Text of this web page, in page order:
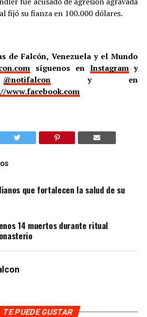
fijó su fianza en 100.000 dólares.
de Falcón, Venezuela y el Mundo
síguenos en Instagramy
@notifalcony en
www.facebook.com
que fortalecen la salud de su
14 muertos durante ritual
TE PUEDE GUSTAR